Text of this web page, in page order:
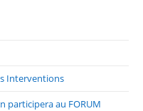
Interventions
participera au FORUM